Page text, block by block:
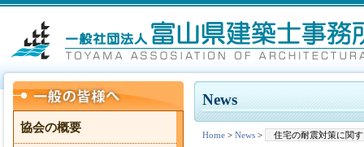
News
Home > News > 住宅の耐震対策に関
協会の概要